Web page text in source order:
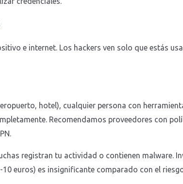
e internet. Los hackers ven solo que estás
hotel), cualquier persona con
Recomendamos proveedores con
registran tu actividad o contienen malware.
euros) es insignificante comparado con el